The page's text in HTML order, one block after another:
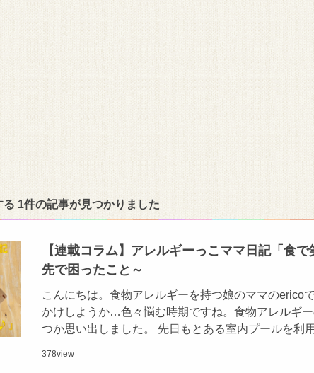
る 1件の記事が見つかりました
【連載コラム】アレルギーっこママ日記「食
先で困ったこと～
こんにちは。食物アレルギーを持つ娘のママのerico
かけしようか…色々悩む時期ですね。食物アレルギ
つか思い出しました。 先日もとある室内プールを利
378view